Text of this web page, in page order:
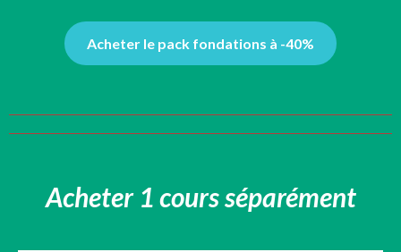
Acheter le pack fondations à -40%
Acheter 1 cours séparément